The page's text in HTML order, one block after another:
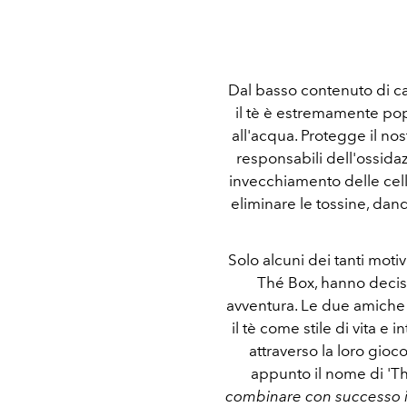
Dal basso contenuto di
il tè è estremamente
all'acqua. Protegge il
responsabili
invecchiamento delle
eliminare le tossine,
Solo alcuni dei tanti
Thé Box, hanno
avventura. Le due
il tè come stile di vita e
attraverso la loro
appunto il nome di
combinare con